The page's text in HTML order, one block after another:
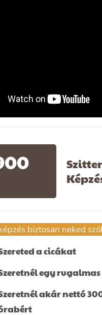
Szitter
biztosan neked
a cicákat
egy
akár nettó